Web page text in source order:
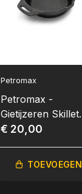
Petromax
Petromax -
Gietijzeren Skillet
met 2 handvatten
€ 20,00
TOEVOEGEN